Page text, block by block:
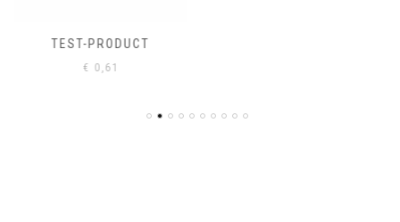
TEST-PRODUCT
€ 0,61